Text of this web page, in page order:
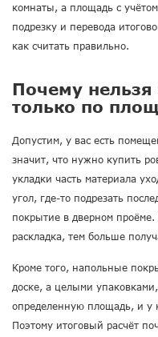
комнаты, а площадь с
подрезку и перевода
как считать правильно.
Почему нельзя
только по
Допустим, у вас есть
значит, что нужно купить
укладки часть материала
угол, где-то подрезать
покрытие в дверном
раскладка, тем больше
Кроме того, напольные
доске, а целыми
определенную площадь, и у
Поэтому итоговый расчёт